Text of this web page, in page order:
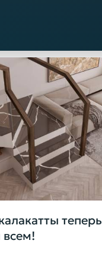
теперь